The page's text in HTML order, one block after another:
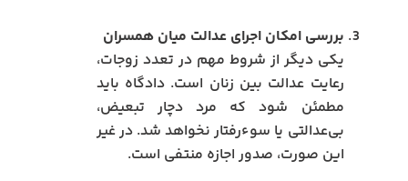
بررسی امکان اجرای عدالت میان همسران
یکی دیگر از شروط مهم در تعدد زوجات،
رعایت عدالت بین زنان است. دادگاه باید
مطمئن شود که مرد دچار تبعیض،
بی‌عدالتی یا سوءرفتار نخواهد شد. در غیر
این صورت، صدور اجازه منتفی است.